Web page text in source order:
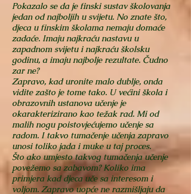
Pokazalo se da je finski sustav školovanja
jedan od najboljih u svijetu. No znate što,
djeca u finskim školama nemaju domaće
zadaće. Imaju najkraću nastavu u
zapadnom svijetu i najkraću školsku
godinu, a imaju najbolje rezultate. Čudno
zar ne?
Zapravo, kad uronite malo dublje, onda
vidite zašto je tome tako. U većini škola i
obrazovnih ustanova učenje je
okarakterizirano kao težak rad. Mi od
malih nogu poistovjećujemo učenje sa
radom. I takvo tumačenje učenja zapravo
unosi toliko jada i muke u taj proces.
Što ako umjesto takvog tumačenja učenje
povežemo sa zabavom? Koliko ima
primjera kad djeca uče sa interesom i
voljom. Zapravo uopće ne razmišljaju da